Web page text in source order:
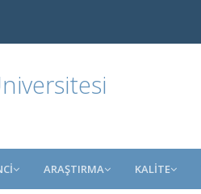
ARAŞTIRMA KALİTE